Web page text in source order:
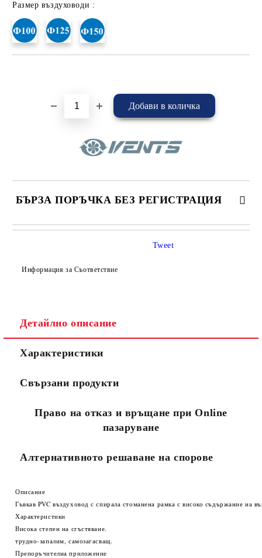
Размер въздуховоди :
БЪРЗА ПОРЪЧКА БЕЗ РЕГИСТРАЦИЯ
САМО ПОПЪЛНЕТЕ 4 ПОЛЕТА
Съгласен съм сПолитиката за лични данни
Ние ще се свържем с вас в рамките на работния ден.
Информация за Съответствие
Tweet
Детайлно описание
Характеристики
Свързани продукти
Право на отказ и връщане при Online
пазаруване
Алтернативното решаване на спорове
Описание
Гъвкав PVC въздуховод с спирала стоманена рамка с високо съдържание на
Характеристики
Висока степен на сгъстяване.
трудно-запалим, самозагасващ.
Препоръчителна приложение